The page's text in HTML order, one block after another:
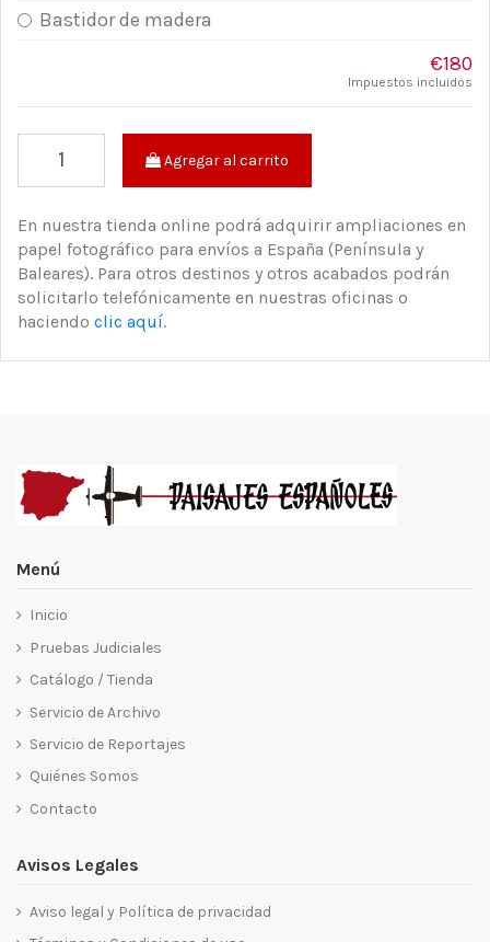
Bastidor de madera
€180
Impuestos incluidos
Agregar al carrito
En nuestra tienda online podrá adquirir ampliaciones en
papel fotográfico para envíos a España (Península y
Baleares). Para otros destinos y otros acabados podrán
solicitarlo telefónicamente en nuestras oficinas o
haciendo clic aquí.
Menú
Inicio
Pruebas Judiciales
Catálogo / Tienda
Servicio de Archivo
Servicio de Reportajes
Quiénes Somos
Contacto
Avisos Legales
Aviso legal y Política de privacidad